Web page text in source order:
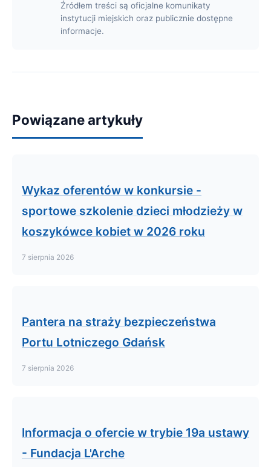
Źródłem treści są oficjalne komunikaty
instytucji miejskich oraz publicznie dostępne
informacje.
Powiązane artykuły
Wykaz oferentów w konkursie -
sportowe szkolenie dzieci młodzieży w
koszykówce kobiet w 2026 roku
7 sierpnia 2026
Pantera na straży bezpieczeństwa
Portu Lotniczego Gdańsk
7 sierpnia 2026
Informacja o ofercie w trybie 19a ustawy
- Fundacja L'Arche